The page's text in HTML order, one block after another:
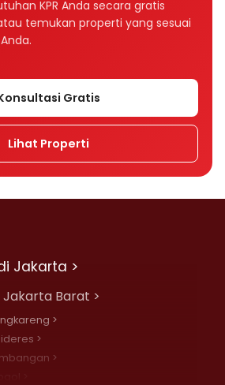
KPR Anda secara gratis
temukan properti yang sesuai
Gratis
Lihat Properti
Jakarta >
Barat >
>
>
>